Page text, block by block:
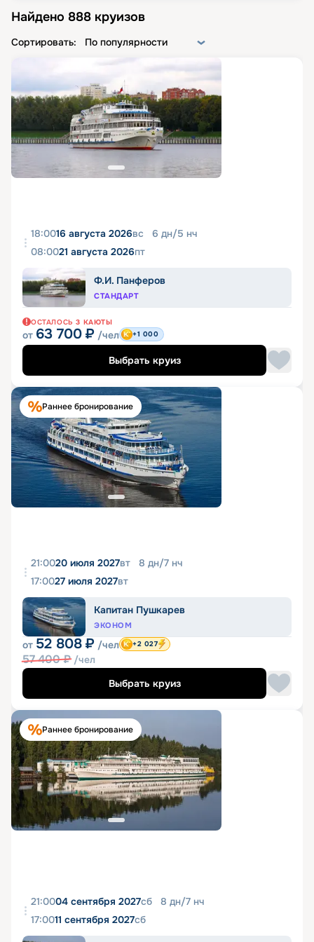
Найдено 888 круизов
Сортировать: По популярности
18:0016 августа 2026вс 6 дн/5 нч
08:0021 августа 2026пт
Ф.И. Панферов
СТАНДАРТ
ОСТАЛОСЬ 3 КАЮТЫ
от 63 700 ₽ /чел +1 000
Выбрать круиз
Раннее бронирование
21:0020 июля 2027вт 8 дн/7 нч
17:0027 июля 2027вт
Капитан Пушкарев
ЭКОНОМ
от 52 808 ₽ /чел
57 400₽ /чел
+2 027
Выбрать круиз
Раннее бронирование
21:0004 сентября 2027сб 8 дн/7 нч
17:0011 сентября 2027сб